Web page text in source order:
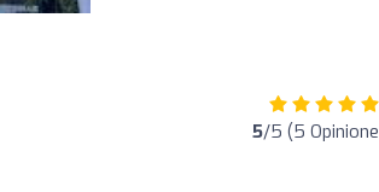
5/5 (5